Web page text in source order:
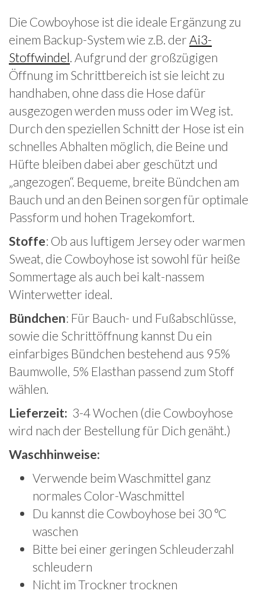
Die Cowboyhose ist die ideale Ergänzung zu
einem Backup-System wie z.B. der Ai3-
Stoffwindel. Aufgrund der großzügigen
Öffnung im Schrittbereich ist sie leicht zu
handhaben, ohne dass die Hose dafür
ausgezogen werden muss oder im Weg ist.
Durch den speziellen Schnitt der Hose ist ein
schnelles Abhalten möglich, die Beine und
Hüfte bleiben dabei aber geschützt und
„angezogen“. Bequeme, breite Bündchen am
Bauch und an den Beinen sorgen für optimale
Passform und hohen Tragekomfort.
Stoffe: Ob aus luftigem Jersey oder warmen
Sweat, die Cowboyhose ist sowohl für heiße
Sommertage als auch bei kalt-nassem
Winterwetter ideal.
Bündchen: Für Bauch- und Fußabschlüsse,
sowie die Schrittöffnung kannst Du ein
einfarbiges Bündchen bestehend aus 95%
Baumwolle, 5% Elasthan passend zum Stoff
wählen.
Lieferzeit: 3-4 Wochen (die Cowboyhose
wird nach der Bestellung für Dich genäht.)
Waschhinweise:
Verwende beim Waschmittel ganz
normales Color-Waschmittel
Du kannst die Cowboyhose bei 30 °C
waschen
Bitte bei einer geringen Schleuderzahl
schleudern
Nicht im Trockner trocknen